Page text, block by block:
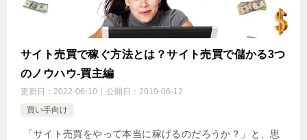
サイト売買で稼ぐ方法とは？サイト売買で儲かる3つ
のノウハウ-買主編
更新日： 2022-06-10 公開日： 2019-06-12
買い手向け
「サイト売買をやって本当に稼げるのだろうか？」と、思